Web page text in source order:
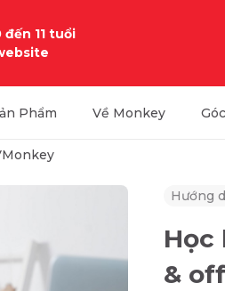
11 tuổi
Phẩm Về Monkey
Hướng
Học
&